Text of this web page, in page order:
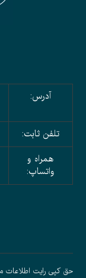
آدرس:
تلفن ثابت:
همراه و
واتساپ:
حق کپی رایت اطلاعات